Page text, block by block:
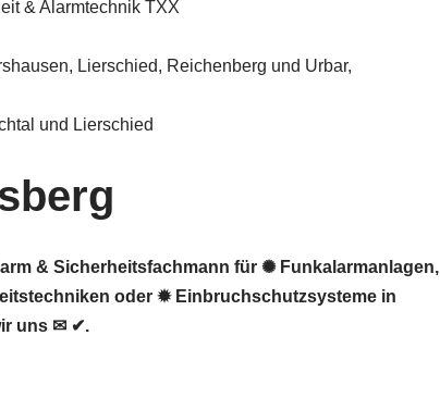
& Alarmtechnik TXX
Lierschied, Reichenberg und Urbar,
und Lierschied
& Sicherheitsfachmann für ✺ Funkalarmanlagen,
oder ✹ Einbruchschutzsysteme in
uns ✉ ✔.